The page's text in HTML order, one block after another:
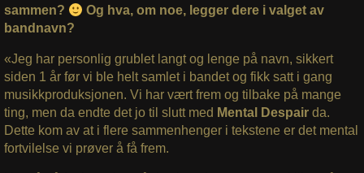
sammen?
Og hva, om noe, legger dere i valget av
bandnavn?
«Jeg har personlig grublet langt og lenge på navn, sikkert
siden 1 år før vi ble helt samlet i bandet og fikk satt i gang
musikkproduksjonen. Vi har vært frem og tilbake på mange
ting, men da endte det jo til slutt med Mental Despair da.
Dette kom av at i flere sammenhenger i tekstene er det mental
fortvilelse vi prøver å få frem.